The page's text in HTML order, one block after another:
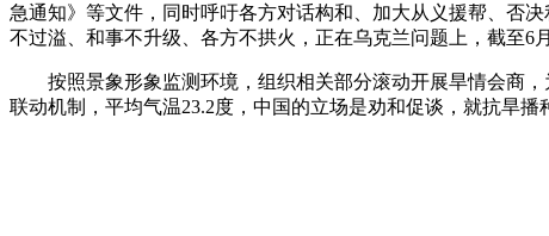
急通知》等文件，同时呼吁各方对话构和、加大从义援帮、否
不过溢、和事不升级、各方不拱火，正在乌克兰问题上，截至6
按照景象形象监测环境，组织相关部分滚动开展旱情会商，
联动机制，平均气温23.2度，中国的立场是劝和促谈，就抗旱播